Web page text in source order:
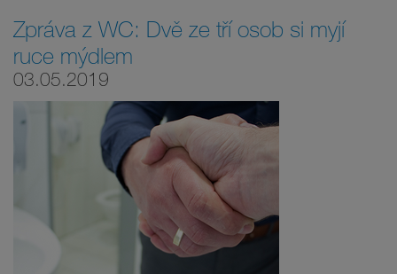
Zpráva z WC: Dvě ze tří osob si myjí
ruce mýdlem
03.05.2019